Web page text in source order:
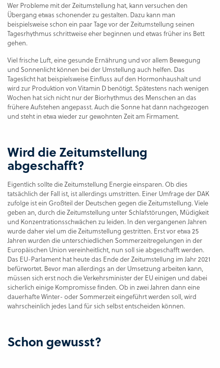
Wer Probleme mit der Zeitumstellung hat, kann versuchen den
Übergang etwas schonender zu gestalten. Dazu kann man
beispielsweise schon ein paar Tage vor der Zeitumstellung seinen
Tagesrhythmus schrittweise eher beginnen und etwas früher ins Bett
gehen.
Viel frische Luft, eine gesunde Ernährung und vor allem Bewegung
und Sonnenlicht können bei der Umstellung auch helfen. Das
Tageslicht hat beispielsweise Einfluss auf den Hormonhaushalt und
wird zur Produktion von Vitamin D benötigt. Spätestens nach wenigen
Wochen hat sich nicht nur der Biorhythmus des Menschen an das
frühere Aufstehen angepasst. Auch die Sonne hat dann nachgezogen
und steht in etwa wieder zur gewohnten Zeit am Firmament.
Wird die Zeitumstellung
abgeschafft?
Eigentlich sollte die Zeitumstellung Energie einsparen. Ob dies
tatsächlich der Fall ist, ist allerdings umstritten. Einer Umfrage der DAK
zufolge ist ein Großteil der Deutschen gegen die Zeitumstellung. Viele
geben an, durch die Zeitumstellung unter Schlafstörungen, Müdigkeit
und Konzentrationsschwächen zu leiden. In den vergangenen Jahren
wurde daher viel um die Zeitumstellung gestritten. Erst vor etwa 25
Jahren wurden die unterschiedlichen Sommerzeitregelungen in der
Europäischen Union vereinheitlicht, nun soll sie abgeschafft werden.
Das EU-Parlament hat heute das Ende der Zeitumstellung im Jahr 2021
befürwortet. Bevor man allerdings an der Umsetzung arbeiten kann,
müssen sich erst noch die Verkehrsminister der EU einigen und dabei
sicherlich einige Kompromisse finden. Ob in zwei Jahren dann eine
dauerhafte Winter- oder Sommerzeit eingeführt werden soll, wird
wahrscheinlich jedes Land für sich selbst entscheiden können.
Schon gewusst?